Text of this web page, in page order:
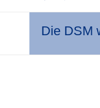
Die DSM